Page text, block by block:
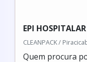
EPI HOSPITALAR
CLEANPACK /
Quem procura